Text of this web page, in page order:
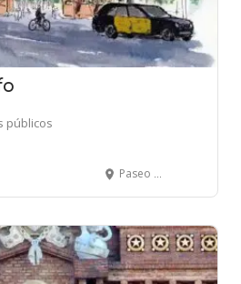
públicos
Paseo Lluís Companys - BARCELONA